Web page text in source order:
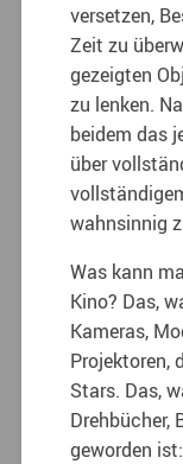
versetzen,
Zeit zu
gezeigten
zu lenken.
beidem das
über
wahnsinnig
Was kann
Kino? Das,
Kameras,
Projektoren,
Stars. Das,
Drehbücher,
geworden